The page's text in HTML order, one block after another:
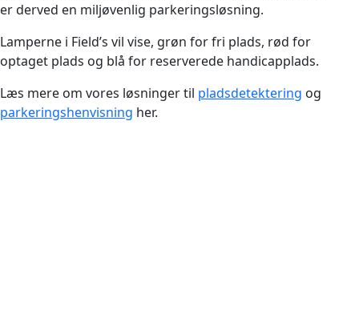
er derved en miljøvenlig parkeringsløsning.
Lamperne i Field’s vil vise, grøn for fri plads, rød for
optaget plads og blå for reserverede handicapplads.
Læs mere om vores løsninger til pladsdetektering og
parkeringshenvisning her.